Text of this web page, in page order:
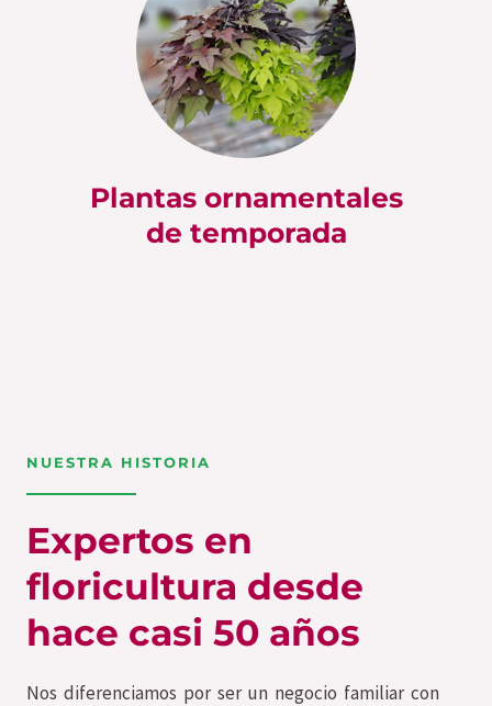
Plantas ornamentales
de temporada
NUESTRA HISTORIA
Expertos en
floricultura desde
hace casi 50 años
Nos diferenciamos por ser un negocio familiar con